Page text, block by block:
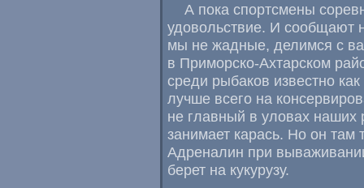
А пока спортсмены
удовольствие. И сообщают
мы не жадные, делимся с
в Приморско-Ахтарском
среди рыбаков известно как
лучше всего на
не главный в уловах наших
занимает карась. Но он
Адреналин при
берет на кукурузу.